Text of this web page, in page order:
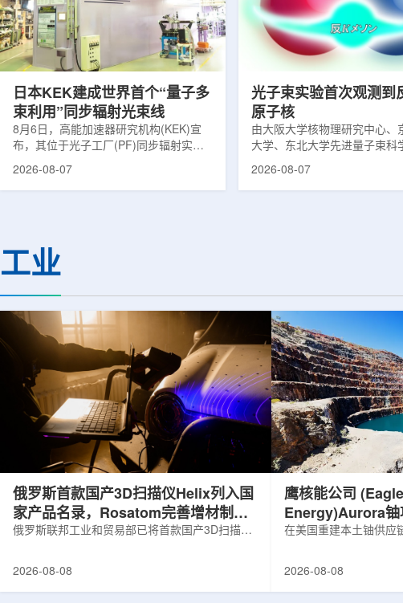
键实验验证。镄是自然界中不存在的人
工合成重元素，镄-255含有100个质子
和155个中子，实验获取极为困难。研究
团...
时涉及超越标准模型物理、分
量子光学与量子信息、生物材
分子等交叉研究领域。广泛的
日本KEK建成世界首个“量子多
束利用”同步辐射光束线
8月6日，高能加速器研究机构(KEK)宣
布，其位于光子工厂(PF)同步辐射实验
装置的BL-11A和BL-11B光束线已建成世
心的同步辐射装置组成，定位为科研和
教育基础设施。新光束线的主要特点在
观...
2026-08-07
光子束实验首次观测到
原子核
由大阪大学核物理研究中心、
大学、东北大学先进量子束科
心、高丽大学、岐阜大学、中
射设施SP...
2026-08-07
工业
俄罗斯首款国产3D扫描仪Helix列入国
家产品名录，Rosatom完善增材制造
技术链
俄罗斯联邦工业和贸易部已将首款国产3D扫描仪
完成。至此，Helix成为俄罗斯首款、也是目前唯
2026-08-08
鹰核能公司
Energy)Aurora铀
研钻探
在美国重建本土铀供应
1300标准含indicated
2026-08-08